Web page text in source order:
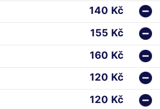
140 Kč
155 Kč
160 Kč
120 Kč
120 Kč